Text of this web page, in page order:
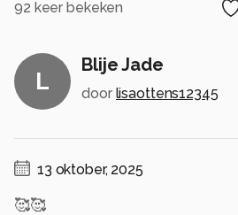
92 keer bekeken
L
Blije Jade
door lisaottens12345
13 oktober, 2025
🥰🥰